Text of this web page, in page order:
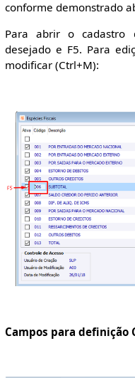
conforme demonstrado
Para abrir o cadastro
desejado e F5. Para
modificar (Ctrl+M):
Campos para definição